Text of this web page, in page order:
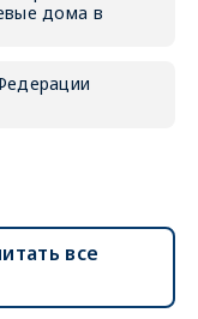
дома в
все